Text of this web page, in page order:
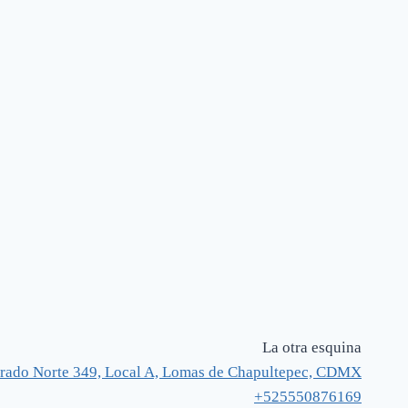
La otra esquina
Norte 349, Local A, Lomas de Chapultepec, CDMX
+525550876169